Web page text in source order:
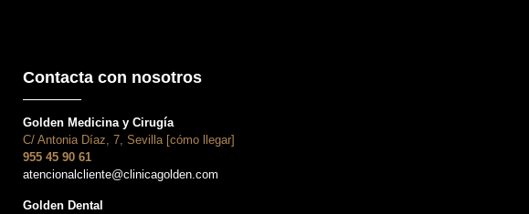
Contacta con nosotros
Golden Medicina y Cirugía
C/ Antonia Díaz, 7, Sevilla [cómo llegar]
955 45 90 61
atencionalcliente@clinicagolden.com
Golden Dental